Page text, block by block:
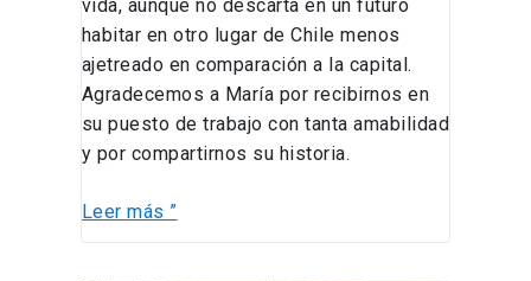
vida, aunque no descarta en un futuro
habitar en otro lugar de Chile menos
ajetreado en comparación a la capital.
Agradecemos a María por recibirnos en
su puesto de trabajo con tanta amabilidad
y por compartirnos su historia.
Leer más ”